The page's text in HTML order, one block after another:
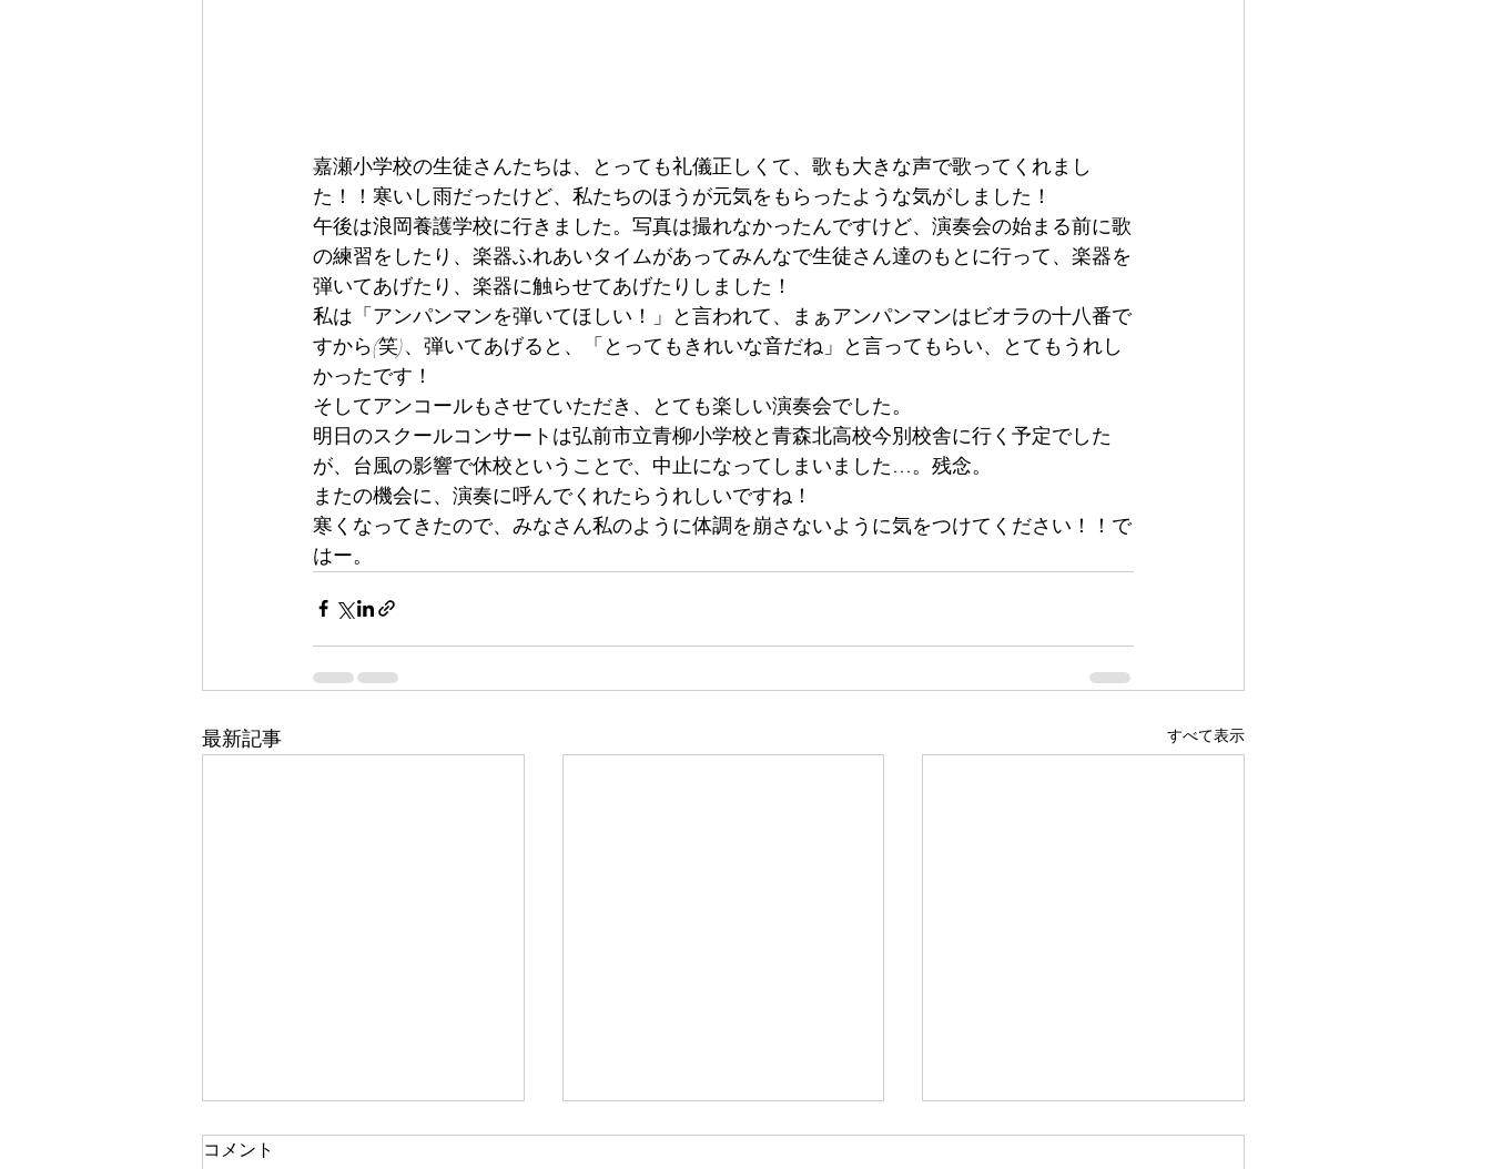
嘉瀬小学校の生徒さんたちは、とっても礼儀正しくて、歌も大きな声で歌ってくれまし
た！！寒いし雨だったけど、私たちのほうが元気をもらったような気がしました！
午後は浪岡養護学校に行きました。写真は撮れなかったんですけど、演奏会の始まる前に歌
の練習をしたり、楽器ふれあいタイムがあってみんなで生徒さん達のもとに行って、楽器を
弾いてあげたり、楽器に触らせてあげたりしました！
私は「アンパンマンを弾いてほしい！」と言われて、まぁアンパンマンはビオラの十八番で
すから(笑)、弾いてあげると、「とってもきれいな音だね」と言ってもらい、とてもうれし
かったです！
そしてアンコールもさせていただき、とても楽しい演奏会でした。
明日のスクールコンサートは弘前市立青柳小学校と青森北高校今別校舎に行く予定でした
が、台風の影響で休校ということで、中止になってしまいました…。残念。
またの機会に、演奏に呼んでくれたらうれしいですね！
寒くなってきたので、みなさん私のように体調を崩さないように気をつけてください！！で
はー。
最新記事 すべて表示
スクールコンサート最終日
コメント